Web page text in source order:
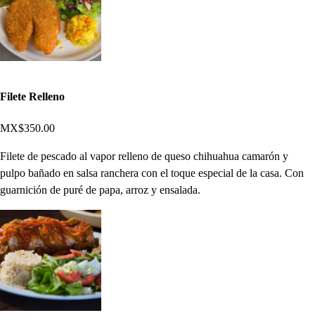
Filete Relleno
MX$350.00
Filete de pescado al vapor relleno de queso chihuahua camarón y
pulpo bañado en salsa ranchera con el toque especial de la casa. Con
guarnición de puré de papa, arroz y ensalada.